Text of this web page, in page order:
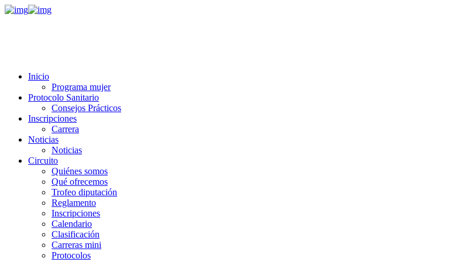
Inicio
Programa mujer
Protocolo Sanitario
Consejos Prácticos
Inscripciones
Carrera
Noticias
Noticias
Circuito
Quiénes somos
Qué ofrecemos
Trofeo diputación
Reglamento
Inscripciones
Calendario
Clasificación
Carreras mini
Protocolos